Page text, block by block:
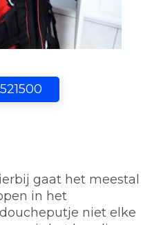
gaat het meestal
in het
niet elke